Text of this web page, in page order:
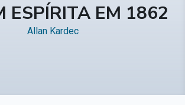
ESPÍRITA EM 1862
Allan Kardec